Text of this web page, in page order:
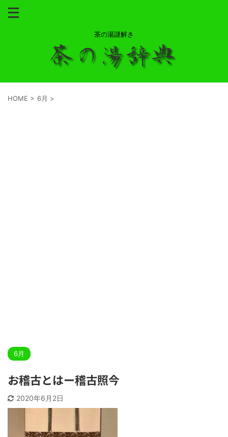
茶の湯謎解き
HOME > 6月 >
6月
お稽古とはー稽古照今
2020年6月2日